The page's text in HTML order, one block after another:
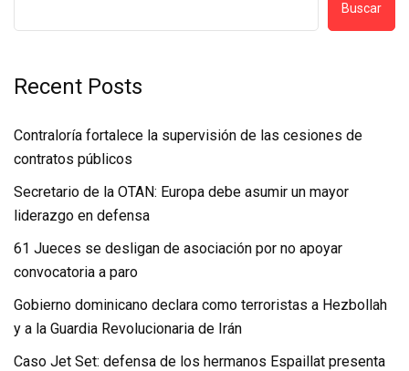
Buscar
Recent Posts
Contraloría fortalece la supervisión de las cesiones de
contratos públicos
Secretario de la OTAN: Europa debe asumir un mayor
liderazgo en defensa
61 Jueces se desligan de asociación por no apoyar
convocatoria a paro
Gobierno dominicano declara como terroristas a Hezbollah
y a la Guardia Revolucionaria de Irán
Caso Jet Set: defensa de los hermanos Espaillat presenta